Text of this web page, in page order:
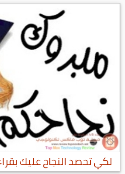
لكي تحصد النجاح عليك